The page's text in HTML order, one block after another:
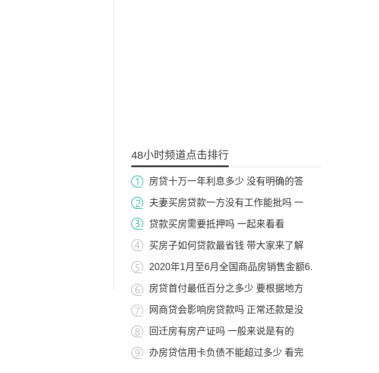
48小时频道点击排行
房贷十万一年利息多少 没有明确的答
夫妻买房贷款一方没有工作能批吗 一
贷款买房需要抵押吗 一起来看看
买房子如何贷款最省钱 带大家来了解
2020年1月至6月全国商品房销售金额6.
房贷首付最低百分之多少 要根据地方
网商贷会影响房贷款吗 正常还款是没
回迁房有房产证吗 一般来说是有的
办房贷信用卡负债不能超过多少 看完